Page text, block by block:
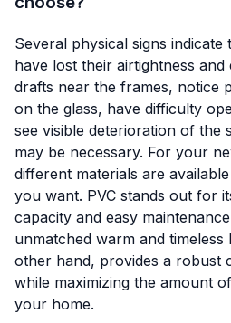
Several physical signs
have lost their airtightness
drafts near the frames, notice
on the glass, have difficulty
see visible deterioration of the
may be necessary. For your
different materials are
you want. PVC stands out for
capacity and easy
unmatched warm and
other hand, provides a robust
while maximizing the amount
your home.